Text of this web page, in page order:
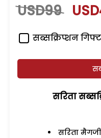
USD99
सब्सक्रिप्शन
सरिता
सरिता